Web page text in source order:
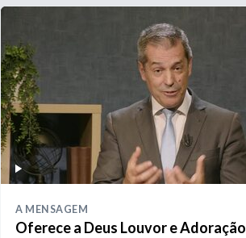
A MENSAGEM
Oferece a Deus Louvor e Adoração